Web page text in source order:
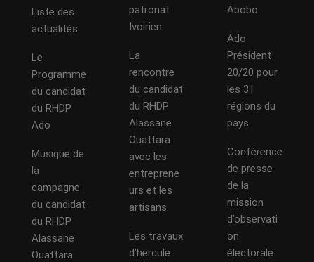
Liste des
actualités
Le
Programme
du candidat
du RHDP
Ado
Musique de
la
campagne
du candidat
du RHDP
Alassane
Ouattara
patronat
Ivoirien
La
rencontre
du candidat
du RHDP
Alassane
Ouattara
avec les
entreprene
urs et les
artisans.
Les travaux
d’hercule
Abobo
Ado
Président
20/20 pour
les 31
régions du
pays.
Conférence
de presse
de la
mission
d’observati
on
électorale